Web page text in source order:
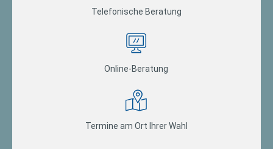
Telefonische Beratung
Online-Beratung
Termine am Ort Ihrer Wahl